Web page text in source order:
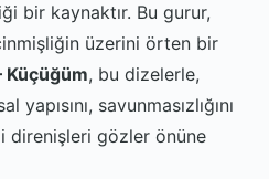
bir kaynaktır. Bu gurur,
üzerini örten bir
Küçüğüm, bu dizelerle,
yapısını, savunmasızlığını
direnişleri gözler önüne